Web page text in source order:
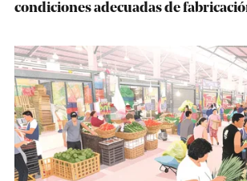
condiciones adecuadas de